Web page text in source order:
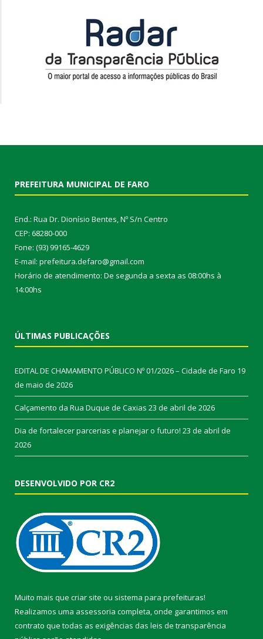
PREFEITURA MUNICIPAL DE FARO
End.: Rua Dr. Dionísio Bentes, Nº S/n Centro
CEP: 68280-000
Fone: (93) 99165-4629
E-mail: prefeitura.defaro@gmail.com
Horário de atendimento: De segunda a sexta as 08:00hs à
14:00hs
ÚLTIMAS PUBLICAÇÕES
EDITAL DE CHAMAMENTO PÚBLICO Nº 01/2026 – Cidade de Faro 19
de maio de 2026
Calçamento da Rua Duque de Caxias 23 de abril de 2026
Dia de fortalecer parcerias e planejar o futuro! 23 de abril de
2026
DESENVOLVIDO POR CR2
Muito mais que criar site ou sistema para prefeituras!
Realizamos uma assessoria completa, onde garantimos em
contrato que todas as exigências das leis de transparência